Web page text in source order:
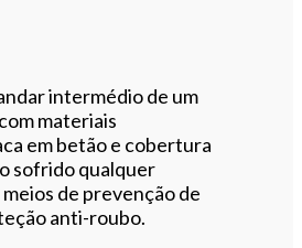
intermédio de um
materiais
em betão e cobertura
sofrido qualquer
de prevenção de
anti-roubo.